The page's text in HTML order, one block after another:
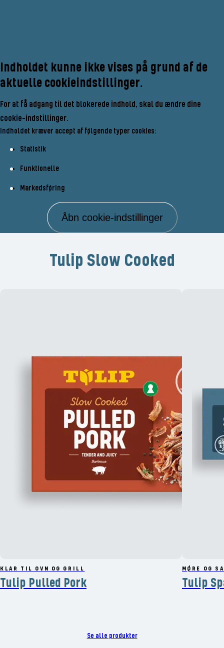
Indholdet kunne ikke vises på grund af de
aktuelle cookieindstillinger.
For at få adgang til det blokerede indhold, skal du ændre dine
cookie-indstillinger.
Indholdet kræver accept af følgende typer cookies:
Statistik
Funktionelle
Markedsføring
Åbn cookie-indstillinger
Tulip Slow Cooked
KLAR TIL OVN OG GRILL
Tulip Pulled Pork
MØRE OG
Tulip
Se alle produkter